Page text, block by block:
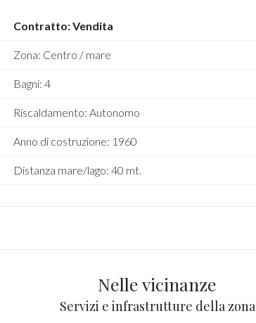
Contratto: Vendita
Zona: Centro / mare
Bagni: 4
Riscaldamento: Autonomo
Anno di costruzione: 1960
Distanza mare/lago: 40 mt.
Nelle vicinanze
Servizi e infrastrutture della zona